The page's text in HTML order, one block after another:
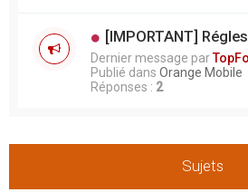
[IMPORTANT]
Dernier message par
Publié dans Orange Mobile
Réponses : 2
Sujets